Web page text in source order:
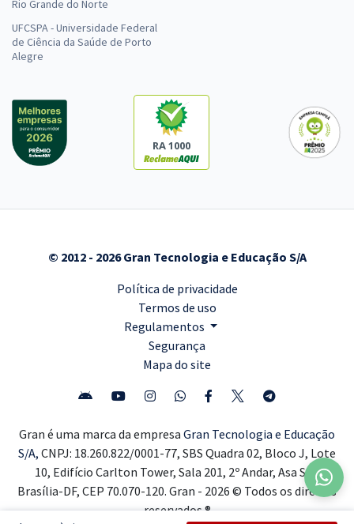
Rio Grande do Norte
UFCSPA - Universidade Federal
de Ciência da Saúde de Porto
Alegre
RA 1000
© 2012 - 2026 Gran Tecnologia e Educação S/A
Política de privacidade
Termos de uso
Regulamentos
Segurança
Mapa do site
Gran é uma marca da empresa Gran Tecnologia e Educação
S/A, CNPJ: 18.260.822/0001-77, SBS Quadra 02, Bloco J, Lote
10, Edifício Carlton Tower, Sala 201, 2º Andar, Asa Sul,
Brasília-DF, CEP 70.070-120. Gran - 2026 © Todos os direitos
reservados ®